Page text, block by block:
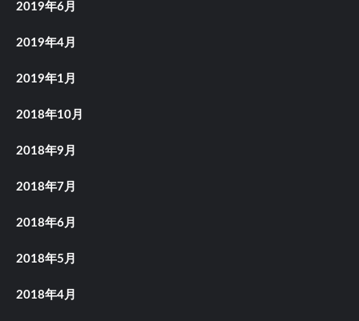
2019年6月
2019年4月
2019年1月
2018年10月
2018年9月
2018年7月
2018年6月
2018年5月
2018年4月